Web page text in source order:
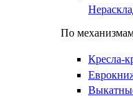
По
Кресла-